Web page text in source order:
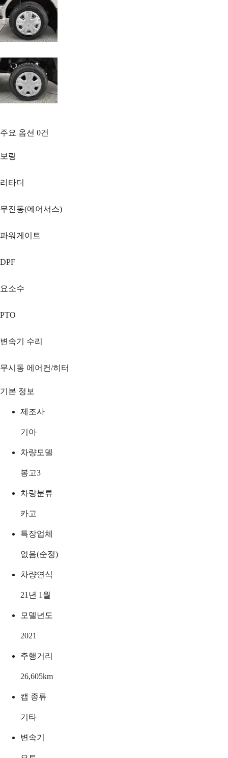
주요 옵션 0건
보링
리타더
무진동(에어서스)
파워게이트
DPF
요소수
PTO
변속기 수리
무시동 에어컨/히터
기본 정보
제조사
기아
차량모델
봉고3
차량분류
카고
특장업체
없음(순정)
차량연식
21년 1월
모델년도
2021
주행거리
26,605km
캡 종류
기타
변속기